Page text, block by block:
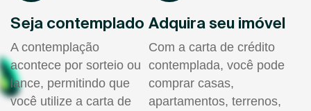
Seja contemplado
A contemplação
acontece por sorteio ou
lance, permitindo que
você utilize a carta de
Adquira seu imóvel
Com a carta de crédito
contemplada, você pode
comprar casas,
apartamentos, terrenos,